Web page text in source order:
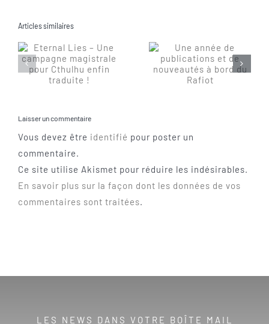
Articles similaires
Laisser un commentaire
Vous devez être identifié pour poster un
commentaire.
Ce site utilise Akismet pour réduire les indésirables.
En savoir plus sur la façon dont les données de vos
commentaires sont traitées.
LES NEWS DANS VOTRE BOÎTE MAIL